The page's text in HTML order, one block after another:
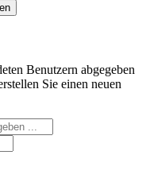
Benutzern abgegeben
Sie einen neuen